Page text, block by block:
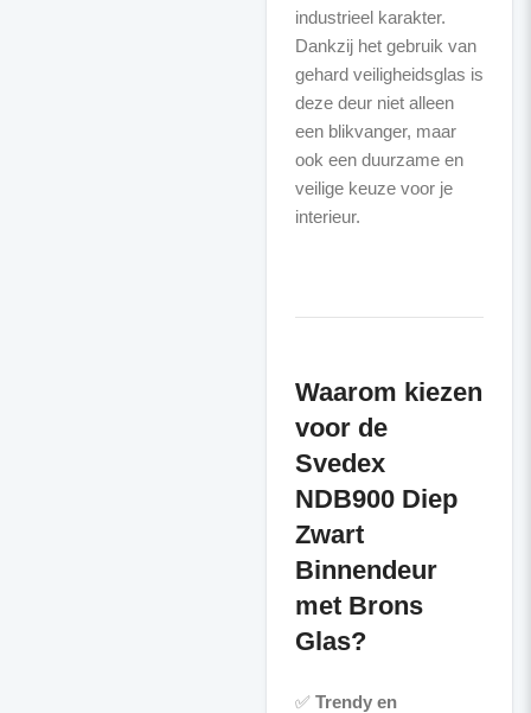
industrieel karakter.
Dankzij het gebruik van
gehard veiligheidsglas is
deze deur niet alleen
een blikvanger, maar
ook een duurzame en
veilige keuze voor je
interieur.
Waarom kiezen
voor de
Svedex
NDB900 Diep
Zwart
Binnendeur
met Brons
Glas?
✅ Trendy en